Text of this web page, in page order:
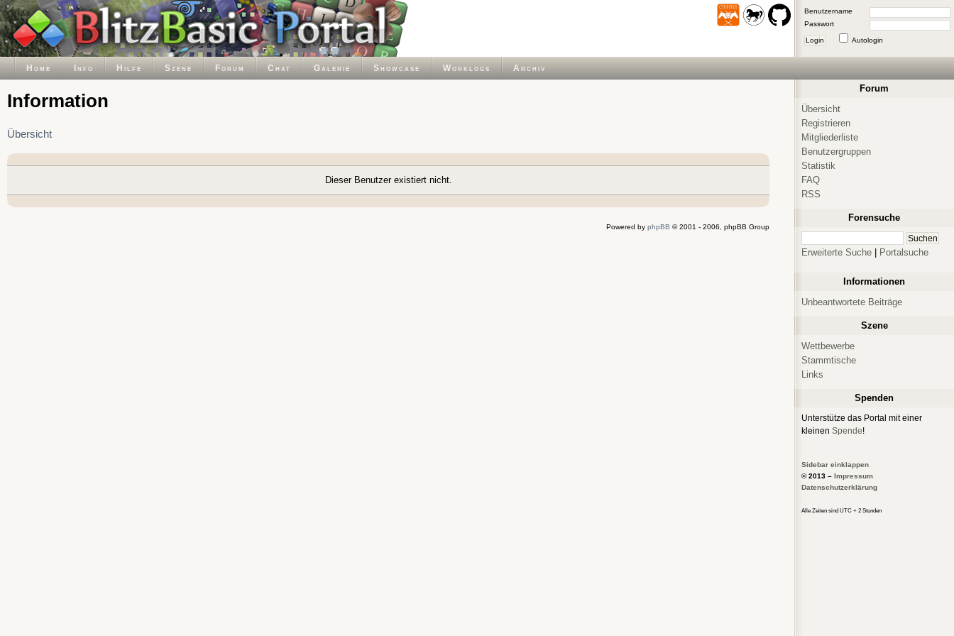
Benutzername
Passwort
Login Autologin
Home Info Hilfe Szene Forum Chat Galerie Showcase Worklogs Archiv
Information
Übersicht
Dieser Benutzer existiert nicht.
Powered by phpBB © 2001 - 2006, phpBB Group
Forum
Übersicht
Registrieren
Mitgliederliste
Benutzergruppen
Statistik
FAQ
RSS
Forensuche
Erweiterte Suche Portalsuche
Informationen
Unbeantwortete Beiträge
Szene
Wettbewerbe
Stammtische
Links
Spenden
Unterstütze das Portal mit einer
kleinen Spende!
Sidebar einklappen
© 2013 – Impressum
Datenschutzerklärung
Alle Zeiten sind UTC + 2 Stunden